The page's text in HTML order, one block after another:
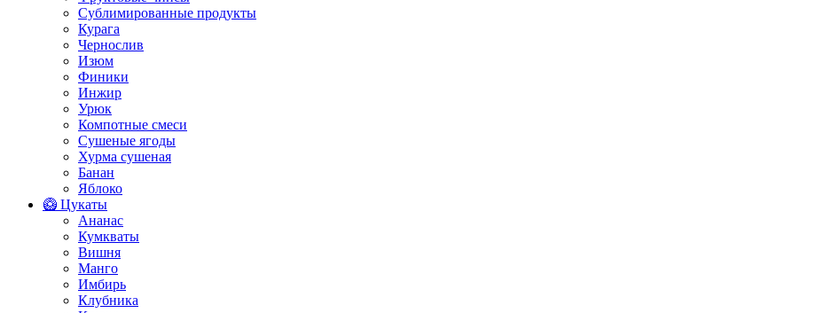
Сублимированные продукты
Курага
Чернослив
Изюм
Финики
Инжир
Урюк
Компотные смеси
Сушеные ягоды
Хурма сушеная
Банан
Яблоко
🥝 Цукаты
Ананас
Кумкваты
Вишня
Манго
Имбирь
Клубника